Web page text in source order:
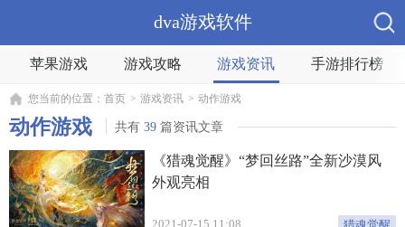
dva游戏软件
苹果游戏 游戏攻略 游戏资讯 手游排行榜
您当前的位置： 首页 > 游戏资讯 > 动作游戏
动作游戏 共有 39 篇资讯文章
《猎魂觉醒》“梦回丝路”全新沙漠风
外观亮相
2021-07-15 11:08